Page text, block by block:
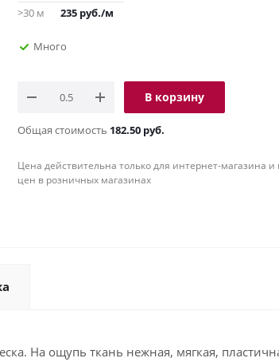
>30 м
235 руб./м
Много
В корзину
Общая стоимость 182.50 руб.
Цена действительна только для интернет-магазина и
цен в розничных магазинах
На ощупь ткань нежная, мягкая,